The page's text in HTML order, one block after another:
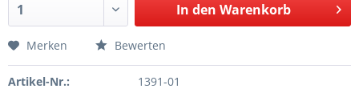
In den Warenkorb
Merken Bewerten
Artikel-Nr.: 1391-01